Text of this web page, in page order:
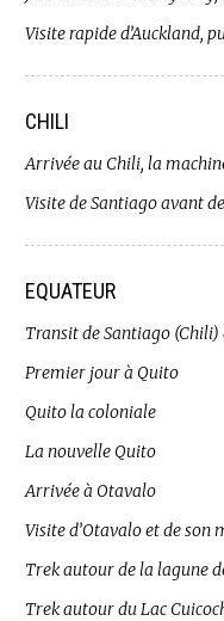
Visite rapide d’Auckland,
CHILI
Arrivée au Chili, la
Visite de Santiago avant
EQUATEUR
Transit de Santiago
Premier jour à Quito
Quito la coloniale
La nouvelle Quito
Arrivée à Otavalo
Visite d’Otavalo et de son
Trek autour de la lagune
Trek autour du Lac